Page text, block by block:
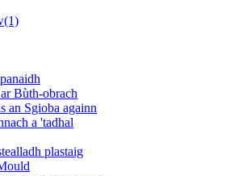
Bùth-obrach
an Sgioba againn
a 'tadhal
plastaig